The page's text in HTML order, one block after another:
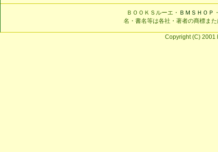
ＢＯＯＫＳルーエ・ ＢＭＳＨＯＰ
名・書名等は各社・著者の商標ま
Copyright (C) 2001